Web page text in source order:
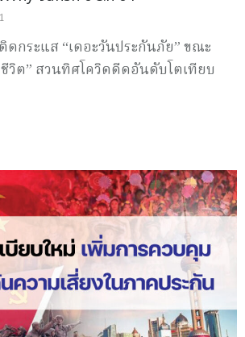
ติดกระแส “เดอะวันประกันภัย” ขณะ
ชีวิต” สวนทิศโควิดดีดอันดับโตเทียบ